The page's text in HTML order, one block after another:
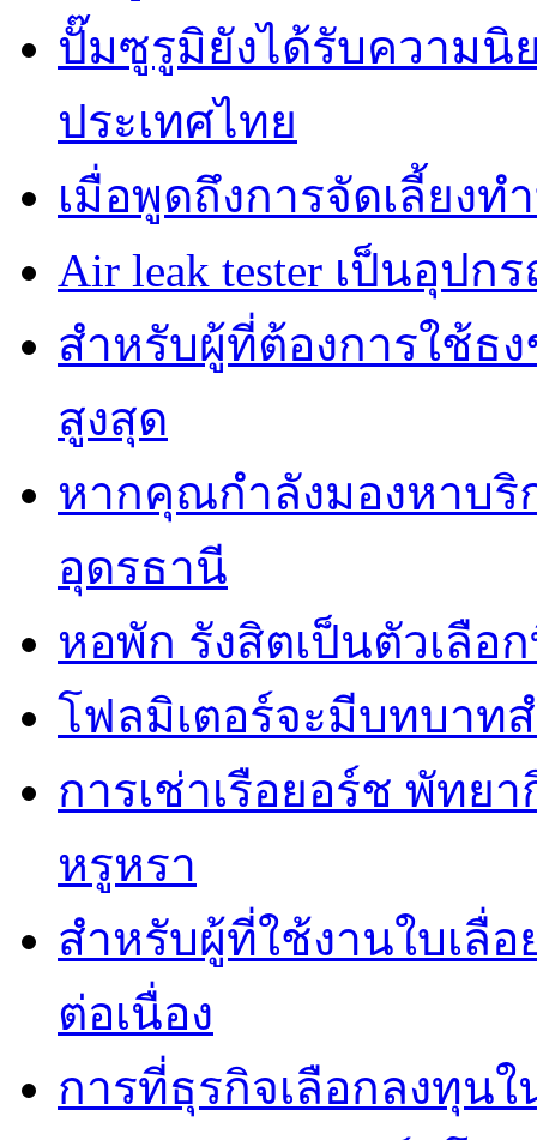
ปั๊มซูรูมิยังได้รับความนิ
ประเทศไทย
เมื่อพูดถึงการจัดเลี้ยง
Air leak tester เป็นอุป
สำหรับผู้ที่ต้องการใช้ธ
สูงสุด
หากคุณกำลังมองหาบริ
อุดรธานี
หอพัก รังสิตเป็นตัวเลือ
โฟลมิเตอร์จะมีบทบา
การเช่าเรือยอร์ช พัทย
หรูหรา
สำหรับผู้ที่ใช้งานใบเลื่
ต่อเนื่อง
การที่ธุรกิจเลือกลงทุน